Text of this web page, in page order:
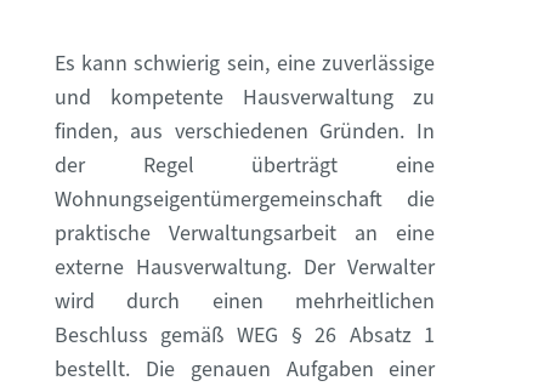
Es kann schwierig sein, eine zuverlässige
und kompetente Hausverwaltung zu
finden, aus verschiedenen Gründen. In
der Regel überträgt eine
Wohnungseigentümergemeinschaft die
praktische Verwaltungsarbeit an eine
externe Hausverwaltung. Der Verwalter
wird durch einen mehrheitlichen
Beschluss gemäß WEG § 26 Absatz 1
bestellt. Die genauen Aufgaben einer